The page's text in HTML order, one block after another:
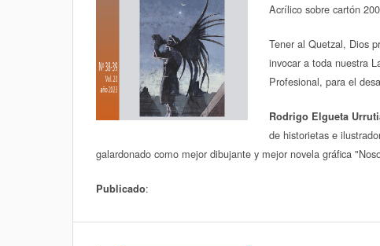
Acrílico sobre cartón
Tener al Quetzal, Dios
invocar a toda nuestra
Profesional, para el
Rodrigo Elgueta
de historietas e
galardonado como mejor dibujante y mejor novela gráfica
Publicado: